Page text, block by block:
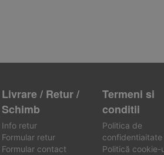
Livrare / Retur /
Schimb
Info retur
Formular retur
Formular contact
Termeni si
conditii
Politica de
confidentiaitate
Politică cookie-